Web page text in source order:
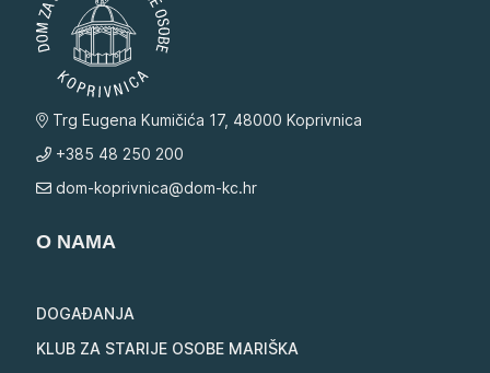
Trg Eugena Kumičića 17, 48000 Koprivnica
+385 48 250 200
dom-koprivnica@dom-kc.hr
O NAMA
DOGAĐANJA
KLUB ZA STARIJE OSOBE MARIŠKA